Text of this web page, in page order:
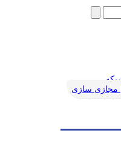
مجازی سازی